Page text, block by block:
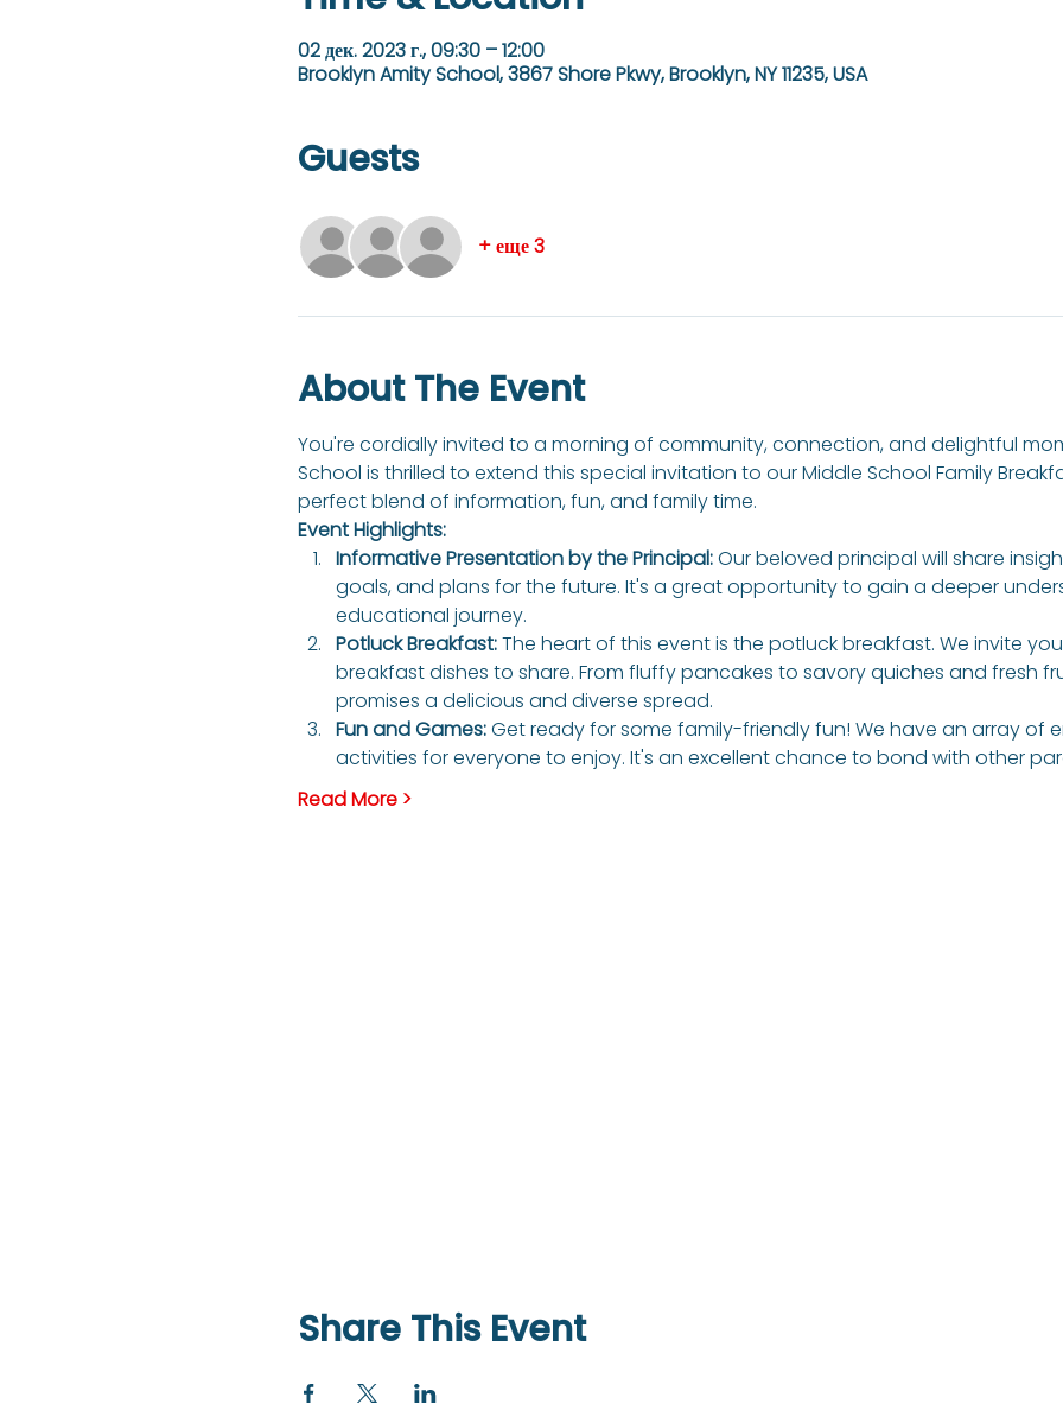
02 дек. 2023 г., 09:30 – 12:00
Brooklyn Amity School, 3867 Shore Pkwy, Brooklyn, NY 11235, USA
Guests
+ еще 3
About The Event
You're cordially invited to a morning of community, connection, and delightful
School is thrilled to extend this special invitation to our Middle School Family
perfect blend of information, fun, and family time.
Event Highlights:
Informative Presentation by the Principal: Our beloved principal will share
goals, and plans for the future. It's a great opportunity to gain a deeper
educational journey.
Potluck Breakfast: The heart of this event is the potluck breakfast. We invite
breakfast dishes to share. From fluffy pancakes to savory quiches and fresh
promises a delicious and diverse spread.
Fun and Games: Get ready for some family-friendly fun! We have an array of
activities for everyone to enjoy. It's an excellent chance to bond with other
Read More >
Share This Event